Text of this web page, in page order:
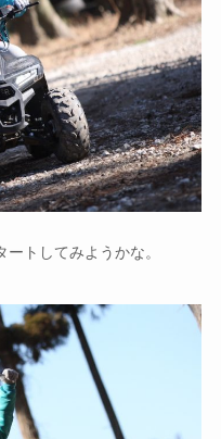
トしてみようかな。